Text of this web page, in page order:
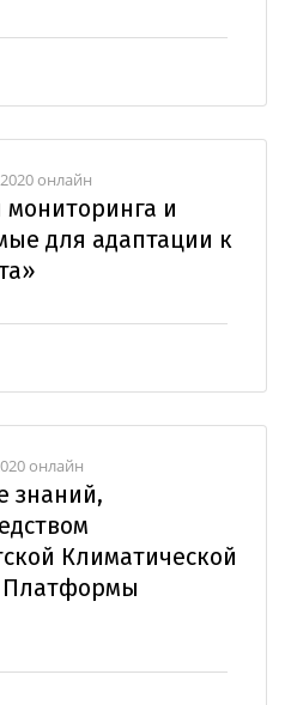
онлайн
и
для адаптации к
онлайн
знаний,
Климатической